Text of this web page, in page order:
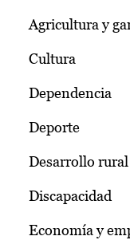
Agricultura y
Cultura
Dependencia
Deporte
Desarrollo
Discapacidad
Economía y